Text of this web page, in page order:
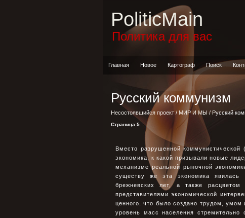
PoliticMain
Политика для вас
Главная Новое Картограф Поиск
Русский коммунизм
Несостоявшийся проект/ МИР И МЫ / Русский
Страница 5
Вместо разрушенной
экономика, к какой призывали новые
механизме реальной рыночной
существу же эта экономика явилась
брежневских лет, а также
представителями экономической
ценного, что было создано трудом, умом
уровень масс населения стремительно